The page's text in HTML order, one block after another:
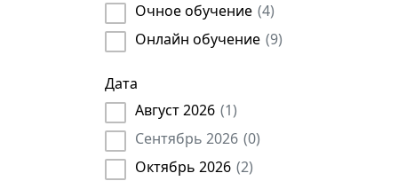
Оценщик недвижимости
Индивидуальные предприниматели
Конструктор
Банковский работник
Технолог (302)
Торговый представитель
Очное обучение (4)
Онлайн обучение (9)
Дата
Август 2026 (1)
Сентябрь 2026 (0)
Октябрь 2026 (2)